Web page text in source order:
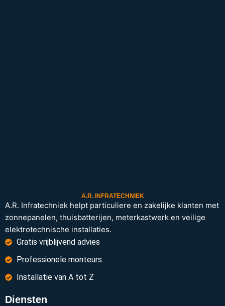
A.R. INFRATECHNIEK
A.R. Infratechniek helpt particuliere en zakelijke klanten met
zonnepanelen, thuisbatterijen, meterkastwerk en veilige
elektrotechnische installaties.
Gratis vrijblijvend advies
Professionele monteurs
Installatie van A tot Z
Diensten